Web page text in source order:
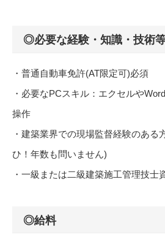
◎必要な経験・知識・技術
・普通自動車免許(AT限定可)必須
・必要なPCスキル：エクセルや
操作
・建築業界での現場監督経験のある
ひ！年数も問いません)
・一級または二級建築施工管理技士
◎給料